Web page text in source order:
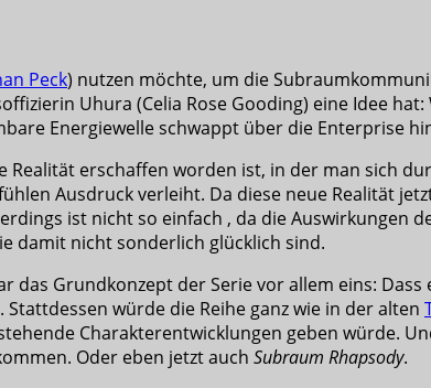
Peck) nutzen möchte, um die
Uhura (Celia Rose Gooding) eine Idee
Energiewelle schwappt über die Enterprise
erschaffen worden ist, in der man sich
Ausdruck verleiht. Da diese neue Realität
ist nicht so einfach , da die Auswirkungen
damit nicht sonderlich glücklich sind.
das Grundkonzept der Serie vor allem eins: Dass
würde die Reihe ganz wie in der alten
Charakterentwicklungen geben würde.
Oder eben jetzt auch Subraum Rhapsody.